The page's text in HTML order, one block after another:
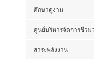
ศึกษาดูงาน
ศูนย์บริหารจัดการชีวม
สาระพลังงาน